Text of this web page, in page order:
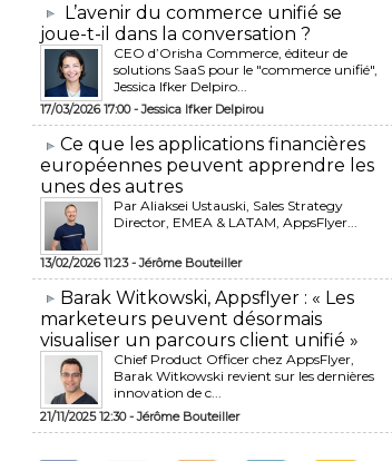
L’avenir du commerce unifié se
joue-t-il dans la conversation ?
CEO d’Orisha Commerce, éditeur de
solutions SaaS pour le "commerce unifié",
Jessica Ifker Delpiro...
17/03/2026 17:00 -Jessica Ifker Delpirou
​Ce que les applications financières
européennes peuvent apprendre les
unes des autres
Par Aliaksei Ustauski, Sales Strategy
Director, EMEA & LATAM, AppsFlyer...
13/02/2026 11:23 -Jérôme Bouteiller
​Barak Witkowski, Appsflyer : « Les
marketeurs peuvent désormais
visualiser un parcours client unifié »
Chief Product Officer chez AppsFlyer, ​
Barak Witkowski revient sur les dernières
innovation de c...
21/11/2025 12:30 -Jérôme Bouteiller